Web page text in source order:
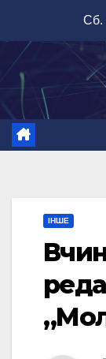
вмісту
Сб.
ІНШЕ